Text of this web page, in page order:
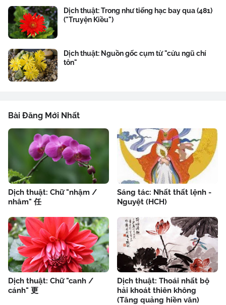
Dịch thuật: Trong như tiếng hạc bay qua (481)
("Truyện Kiều")
Dịch thuật: Nguồn gốc cụm từ "cửu ngũ chí
tôn"
Bài Đăng Mới Nhất
Dịch thuật: Chữ "nhậm /
nhâm" 任
Sáng tác: Nhất thất lệnh -
Nguyệt (HCH)
Dịch thuật: Chữ "canh /
cánh" 更
Dịch thuật: Thoái nhất bộ
hải khoát thiên không
(Tăng quảng hiền văn)